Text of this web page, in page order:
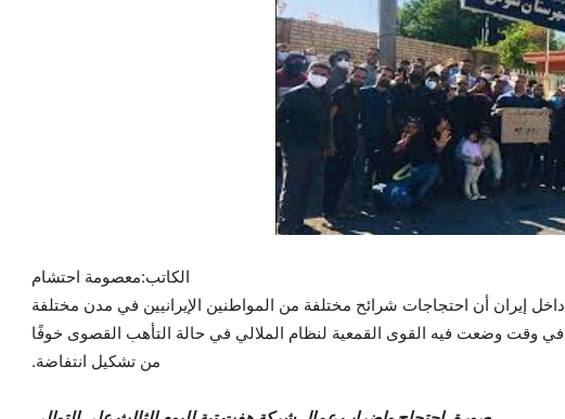
الکاتب:معصومة احتشام
داخل إيران أن احتجاجات شرائح مختلفة من المواطنين الإيرانيين في مدن مختلفة
في وقت وضعت فيه القوى القمعية لنظام الملالي في حالة التأهب القصوى خوفًا
من تشكيل انتفاضة.